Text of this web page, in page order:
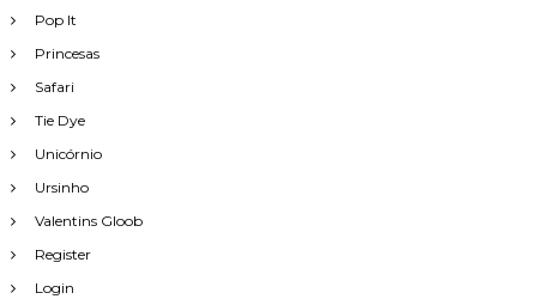
Pop It
Princesas
Safari
Tie Dye
Unicórnio
Ursinho
Valentins Gloob
Register
Login